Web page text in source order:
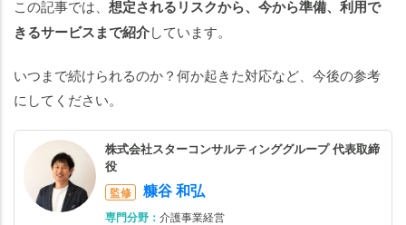
この記事では、 想定されるリスクから、今から準備、利用で
きるサービスまで紹介しています。
いつまで続けられるのか？何か起きた対応など、今後の参考
にしてください。
株式会社スターコンサルティンググループ 代表取締
役
監修 糠谷 和弘
専門分野： 介護事業経営
く
続
け
る
た
め
に
で
き